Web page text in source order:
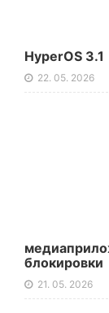
HyperOS 3.1
22. 05. 2026
блокировки
21. 05. 2026